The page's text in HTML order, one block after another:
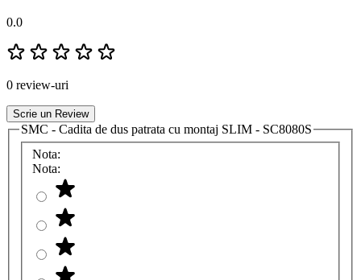
0.0
0 review-uri
Scrie un Review
SMC - Cadita de dus patrata cu montaj SLIM - SC8080S
Nota:
Nota: